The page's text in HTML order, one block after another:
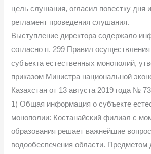
цель слушания, огласил повестку дня
регламент проведения слушания.
Выступление директора содержало
согласно п. 299 Правил
субъекта естественных монополий,
приказом Министра национальной
Казахстан от 13 августа 2019 года №
1) Общая информация о субъекте
монополии: Костанайский филиал с
образования решает важнейшие
водообеспечения области. Предметом